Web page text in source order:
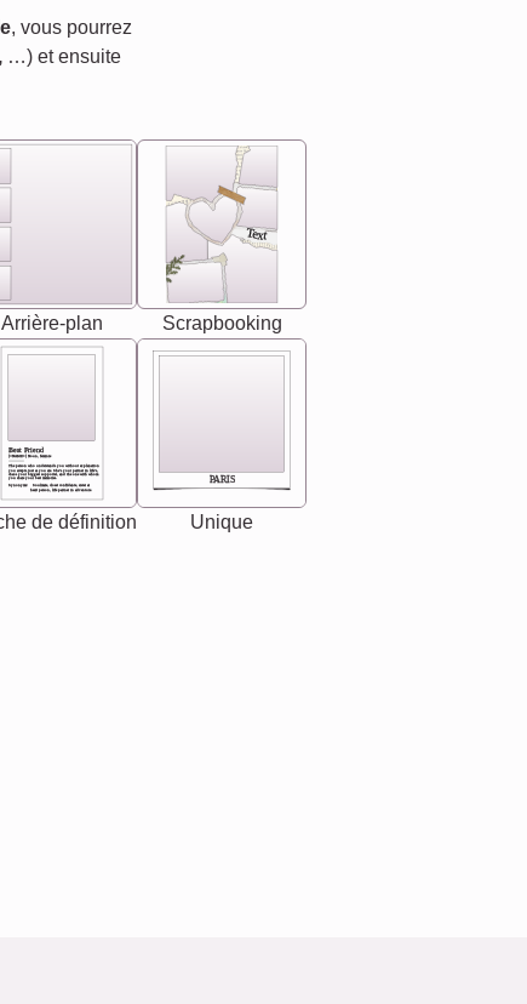
, vous pourrez
…) et ensuite
Arrière-plan
Text
Scrapbooking
Best Friend
[<NAME>] Noun, feminie
Synonyms: Soulmate, closet confidante, sister at
heart person, life partner in adventure.
The person who understands you without explanation
you accepts just as you are. She's your partner in life's,
chaos your biggest supporter, and the one with whom
you share your best memories.
de définition
PARIS
Unique